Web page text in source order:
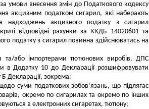
умови внесення змін до Податкового кодексу
акцизним податком сигарил, які наберають
надходжень акцизного податку з сигарил
відповідні рахунки за ККДБ 14020601 та
податку з сигарил повинна здійснюватись на
та/або імпортерами тютюнових виробів, ДПС
в Додатку 10 до Декларації розшифровувати
Б Декларації, зокрема:
суми податкових зобов’язань, що підлягає
окремо по сигарилах та окремо по інших
в електронних сигаретах, тютюну;